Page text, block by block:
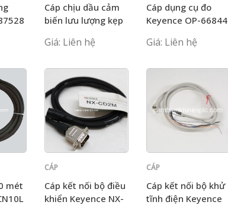
Cáp chịu dầu cảm
biến lưu lượng kẹp
Giá: Liên hệ
Cáp dụng cụ đo
Keyence OP-66844
Giá: Liên hệ
mét
CÁP
Cáp kết nối bộ điều
khiển Keyence NX-
CÁP
Cáp kết nối bộ khử
tĩnh điện Keyence